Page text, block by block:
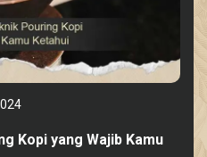
Kopi yang Wajib Kamu